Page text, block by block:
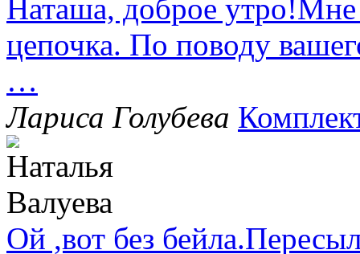
Наташа, доброе утро!Мне
цепочка. По поводу
…
Лариса Голубева
Ой ,вот без